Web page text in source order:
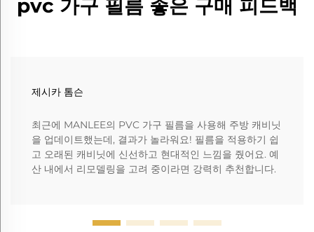
pvc 가구 필름 좋은 구매 피드백
제시카 톰슨
최근에 MANLEE의 PVC 가구 필름을 사용해 주방 캐비닛
을 업데이트했는데, 결과가 놀라워요! 필름을 적용하기 쉽
고 오래된 캐비닛에 신선하고 현대적인 느낌을 줬어요. 예
산 내에서 리모델링을 고려 중이라면 강력히 추천합니다.